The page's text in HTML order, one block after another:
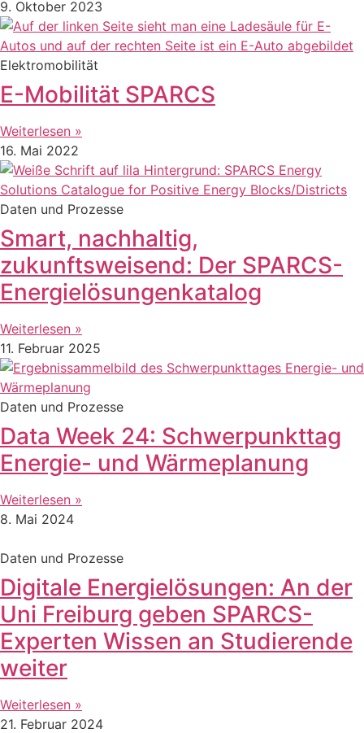
9. Oktober 2023
Elektromobilität
E-Mobilität SPARCS
Weiterlesen »
16. Mai 2022
Daten und Prozesse
Smart, nachhaltig,
zukunftsweisend: Der SPARCS-
Energielösungenkatalog
Weiterlesen »
11. Februar 2025
Daten und Prozesse
Data Week 24: Schwerpunkttag
Energie- und Wärmeplanung
Weiterlesen »
8. Mai 2024
Daten und Prozesse
Digitale Energielösungen: An der
Uni Freiburg geben SPARCS-
Experten Wissen an Studierende
weiter
Weiterlesen »
21. Februar 2024